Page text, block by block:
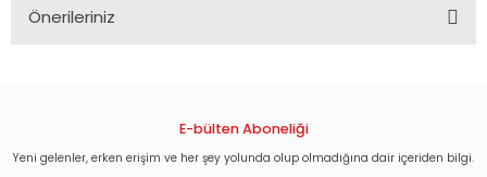
Önerileriniz
Görüş ve önerileriniz için teşekkür ederiz.
E-bülten Aboneliği
Yeni gelenler, erken erişim ve her şey yolunda olup olmadığına dair içeriden bilgi.